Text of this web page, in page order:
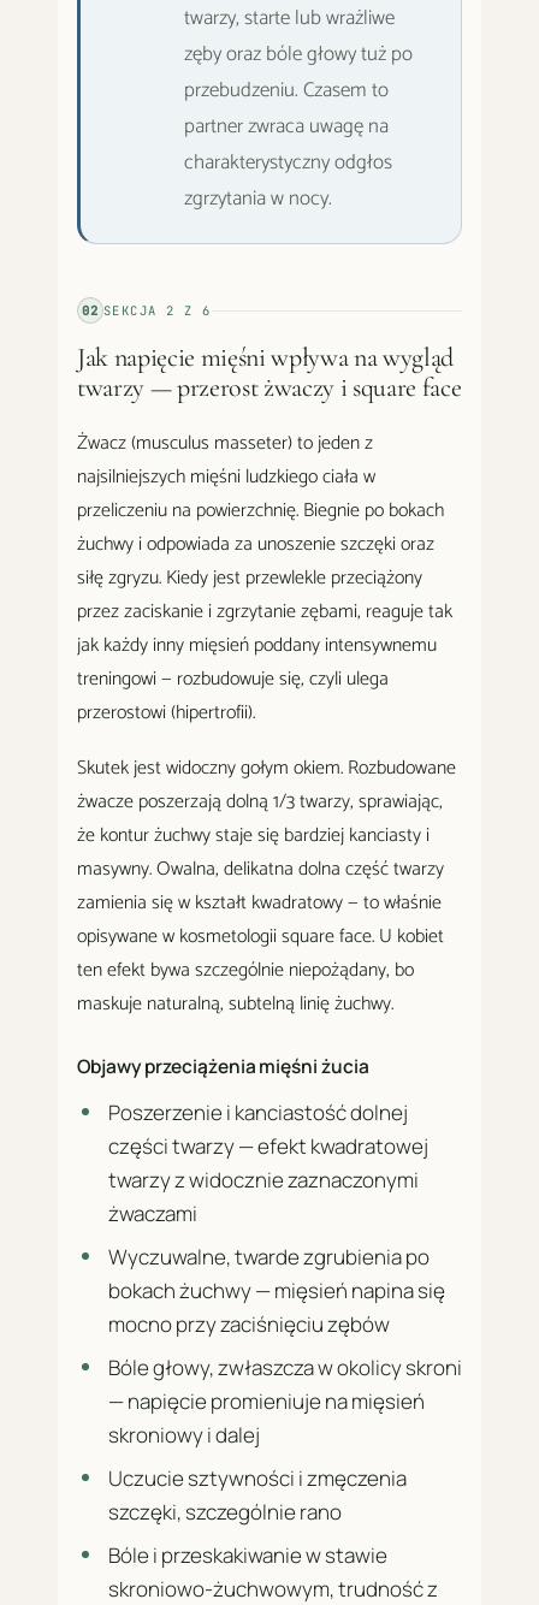
twarzy, starte lub wrażliwe
zęby oraz bóle głowy tuż po
przebudzeniu. Czasem to
partner zwraca uwagę na
charakterystyczny odgłos
zgrzytania w nocy.
02 SEKCJA 2 Z6
Jak napięcie mięśni wpływa na wygląd
twarzy — przerost żwaczy i square face
Żwacz (musculus masseter) to jeden z
najsilniejszych mięśni ludzkiego ciała w
przeliczeniu na powierzchnię. Biegnie po bokach
żuchwy i odpowiada za unoszenie szczęki oraz
siłę zgryzu. Kiedy jest przewlekle przeciążony
przez zaciskanie i zgrzytanie zębami, reaguje tak
jak każdy inny mięsień poddany intensywnemu
treningowi — rozbudowuje się, czyli ulega
przerostowi (hipertrofii).
Skutek jest widoczny gołym okiem. Rozbudowane
żwacze poszerzają dolną 1/3 twarzy, sprawiając,
że kontur żuchwy staje się bardziej kanciasty i
masywny. Owalna, delikatna dolna część twarzy
zamienia się w kształt kwadratowy — to właśnie
opisywane w kosmetologii square face. U kobiet
ten efekt bywa szczególnie niepożądany, bo
maskuje naturalną, subtelną linię żuchwy.
Objawy przeciążenia mięśni żucia
Poszerzenie i kanciastość dolnej
części twarzy — efekt kwadratowej
twarzy z widocznie zaznaczonymi
żwaczami
Wyczuwalne, twarde zgrubienia po
bokach żuchwy — mięsień napina się
mocno przy zaciśnięciu zębów
Bóle głowy, zwłaszcza w okolicy skroni
— napięcie promieniuje na mięsień
skroniowy i dalej
Uczucie sztywności i zmęczenia
szczęki, szczególnie rano
Bóle i przeskakiwanie w stawie
skroniowo-żuchwowym, trudność z